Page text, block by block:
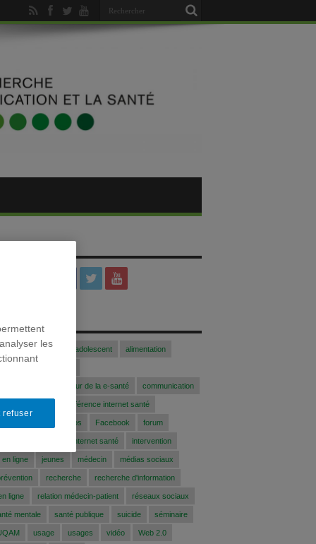
Acfasalimado2017 adolescent alimentation
communication au coeur de la e-santé communication
conférence internet santé
EEfaussesinfos Facebook forum
internet santé intervention
en ligne jeunes médecin médias sociaux
recherche recherche d'information
ligne relation médecin-patient réseaux sociaux
mentale santé publique suicide séminaire
usage usages vidéo Web 2.0
les
refuser